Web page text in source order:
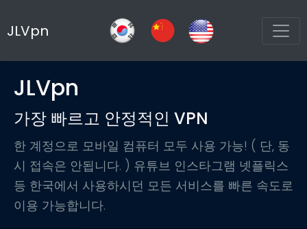
JLVpn
JLVpn
가장 빠르고 안정적인 VPN
한 계정으로 모바일 컴퓨터 모두 사용 가능! ( 단, 동
시 접속은 안됩니다. ) 유튜브 인스타그램 넷플릭스
등 한국에서 사용하시던 모든 서비스를 빠른 속도로
이용 가능합니다.